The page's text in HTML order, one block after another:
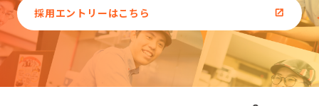
採用エントリーはこちら